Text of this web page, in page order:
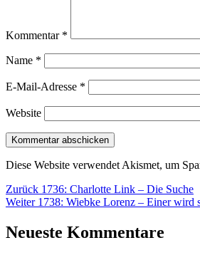
Kommentar *
Name *
E-Mail-Adresse *
Website
Diese Website verwendet Akismet, um
Beitragsnavigation
Zurück Vorheriger
Beitrag:
1736: Charlotte Link – Die Suche
Weiter Nächster
1738: Wiebke Lorenz – Einer wird
Neueste Kommentare